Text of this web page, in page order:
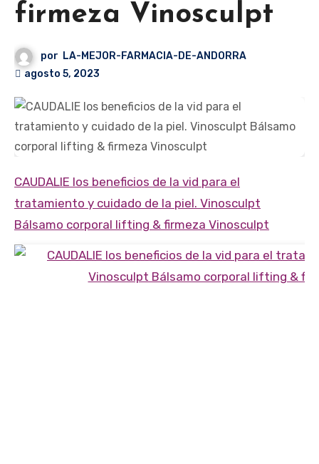
firmeza Vinosculpt
por LA-MEJOR-FARMACIA-DE-ANDORRA
agosto 5, 2023
CAUDALIE los beneficios de la vid para el
tratamiento y cuidado de la piel. Vinosculpt
Bálsamo corporal lifting & firmeza Vinosculpt